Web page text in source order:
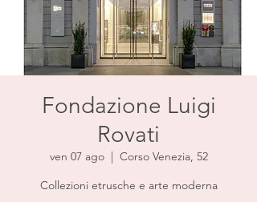
Fondazione Luigi
Rovati
ven 07 ago
  |
Corso Venezia, 52
Collezioni etrusche e arte moderna